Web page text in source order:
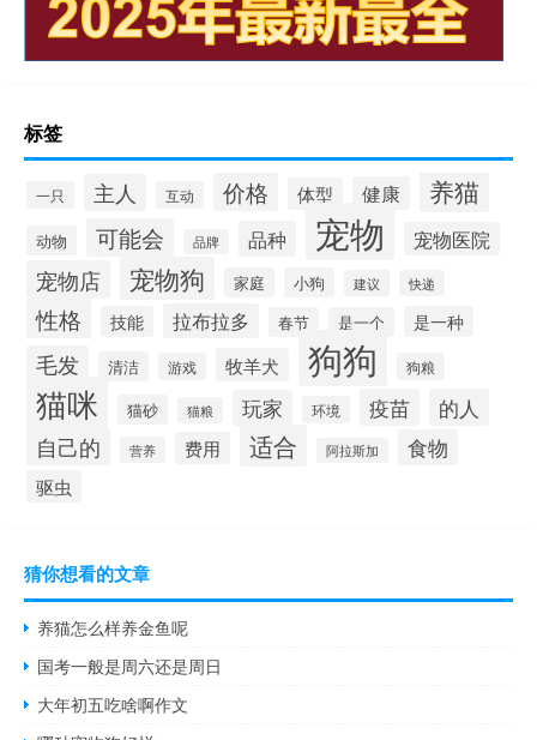
标签
一只 主人 互动 价格 体型 健康 养猫
动物 可能会 品牌 品种 宠物 宠物医院
宠物店 宠物狗 家庭 小狗 建议 快递
性格 技能 拉布拉多 春节 是一个 是一种
毛发 清洁 游戏 牧羊犬 狗狗 狗粮
猫咪 猫砂 猫粮 玩家 环境 疫苗 的人
自己的 营养 费用 适合 阿拉斯加 食物
驱虫
猜你想看的文章
养猫怎么样养金鱼呢
国考一般是周六还是周日
大年初五吃啥啊作文